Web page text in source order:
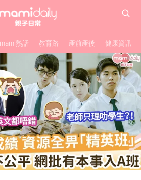
mami熱話 教育路 產前產後 健康資訊